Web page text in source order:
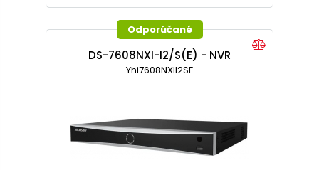
Odporúčané
DS-7608NXI-I2/S(E) - NVR
Yhi7608NXII2SE